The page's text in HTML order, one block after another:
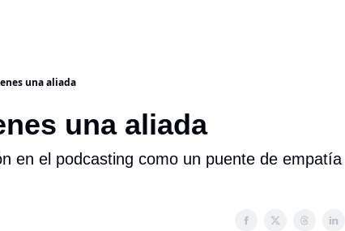
una aliada
una aliada
en el podcasting como un puente de empatía